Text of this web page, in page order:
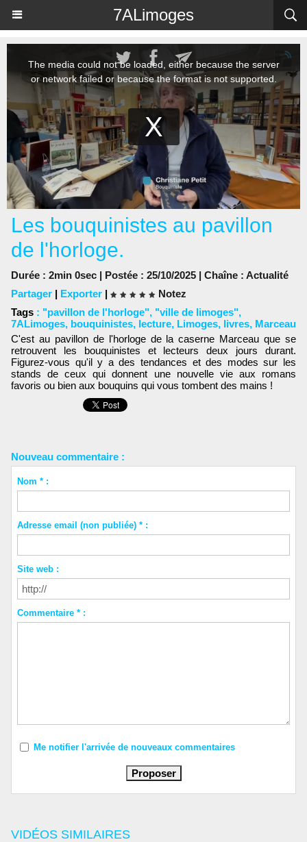
7ALimoges
VIDÉOS SIMILAIRES
Les bouquinistes au pavillon
de l'horloge.
Durée : 2min 0sec | Postée : 25/10/2025 | Chaîne : Actualité
Partager | Exporter |
Notez
Tags : "pavillon de l'horloge", "ville de limoges",
7ALimoges, bouquinistes, lecture, Limoges, livres, Marceau
C'est au pavillon de l'horloge de la caserne Marceau que se
retrouvent les bouquinistes et lecteurs deux jours durant.
Figurez-vous qu'il y a des tendances et des modes sur les
stands de ceux qui donnent une nouvelle vie aux romans
favoris ou bien aux bouquins qui vous tombent des mains !
Nouveau commentaire :
Nom * :
Adresse email (non publiée) * :
Site web :
Commentaire * :
Me notifier l'arrivée de nouveaux commentaires